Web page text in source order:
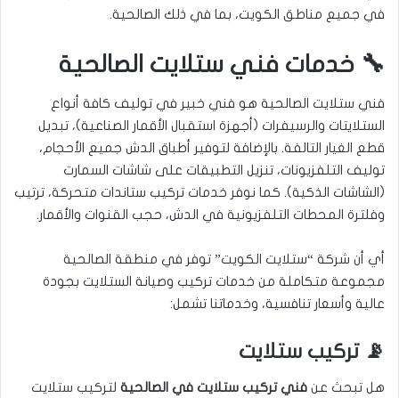
في جميع مناطق الكويت، بما في ذلك الصالحية.
🔧 خدمات فني ستلايت الصالحية
فني ستلايت الصالحية هو فني خبير في توليف كافة أنواع
الستلايتات والرسيفرات (أجهزة استقبال الأقمار الصناعية)، تبديل
قطع الغيار التالفة. بالإضافة لتوفير أطباق الدش جميع الأحجام،
توليف التلفزيونات، تنزيل التطبيقات على شاشات السمارت
(الشاشات الذكية). كما نوفر خدمات تركيب ستاندات متحركة، ترتيب
وفلترة المحطات التلفزيونية في الدش، حجب القنوات والأقمار.
أي أن شركة “ستلايت الكويت” توفر في منطقة الصالحية
مجموعة متكاملة من خدمات تركيب وصيانة الستلايت بجودة
عالية وأسعار تنافسية، وخدماتنا تشمل:
📡 تركيب ستلايت
هل تبحث عن فني تركيب ستلايت في الصالحية لتركيب ستلايت